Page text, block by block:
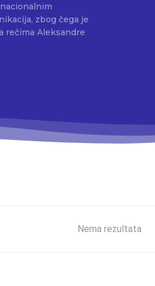
zbog čega je
Nema rezultata